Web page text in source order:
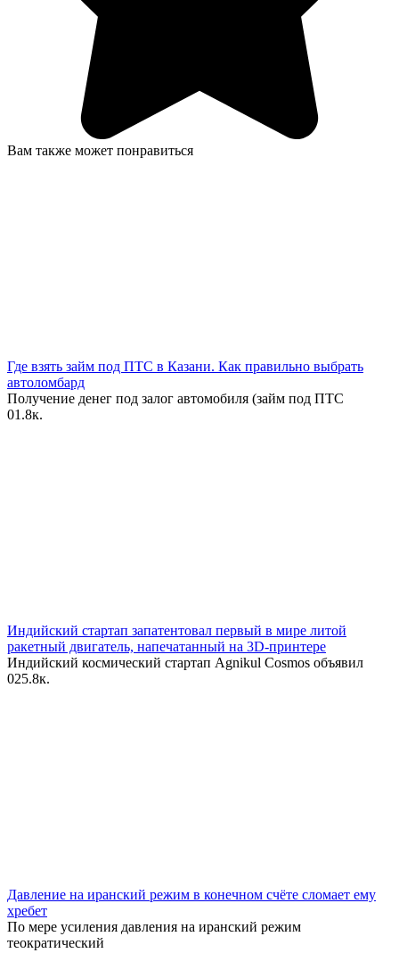
Вам также может понравиться
Где взять займ под ПТС в Казани. Как правильно выбрать
автоломбард
Получение денег под залог автомобиля (займ под ПТС
01.8к.
Индийский стартап запатентовал первый в мире литой
ракетный двигатель, напечатанный на 3D-принтере
Индийский космический стартап Agnikul Cosmos объявил
025.8к.
Давление на иранский режим в конечном счёте сломает ему
хребет
По мере усиления давления на иранский режим
теократический